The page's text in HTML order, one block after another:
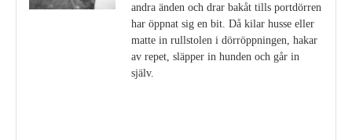
andra änden och drar bakåt tills portdörren
har öppnat sig en bit. Då kilar husse eller
matte in rullstolen i dörröppningen, hakar
av repet, släpper in hunden och går in
själv.